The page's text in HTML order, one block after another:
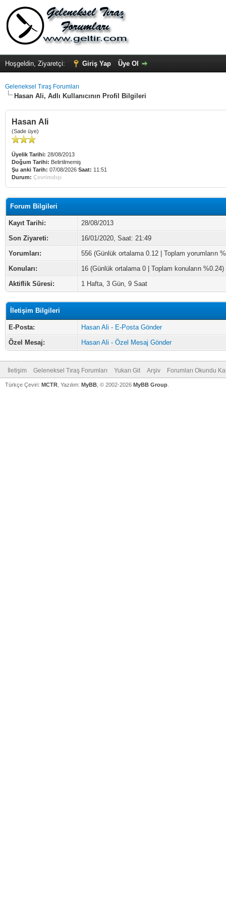
Hoşgeldin, Ziyaretçi: Giriş Yap Üye Ol
Geleneksel Tıraş Forumları
Hasan Ali, Adlı Kullanıcının Profil Bilgileri
Hasan Ali
(Sade üye)
Üyelik Tarihi: 28/08/2013
Doğum Tarihi: Belirtilmemiş
Şu anki Tarih: 07/08/2026 Saat: 11:51
Durum: Çevrimdışı
Forum Bilgileri
Kayıt Tarihi:
28/08/2013
Son Ziyareti:
16/01/2020, Saat: 21:49
Yorumları:
556 (Günlük ortalama 0.12 | Toplam yorumların
Konuları:
16 (Günlük ortalama 0 | Toplam konuların %0.24)
Aktiflik Süresi:
1 Hafta, 3 Gün, 9 Saat
İletişim Bilgileri
E-Posta:
Hasan Ali - E-Posta Gönder
Özel Mesaj:
Hasan Ali - Özel Mesaj Gönder
İletişim Geleneksel Tıraş Forumları Yukarı Git Arşiv Forumları Okundu
Türkçe Çeviri: MCTR , Yazılım: MyBB , © 2002-2026 MyBB Group